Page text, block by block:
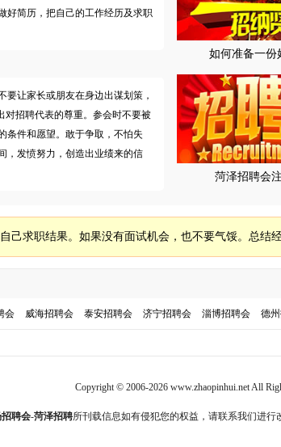
好简历，把自己的工作经历及求职
让家长或朋友在身边出谋划策，
对招聘代表的尊重。参会时不要被
条件和愿望。敢于争取，不怕失
，发愤努力，创造出业绩来的信
如何准备一份
菏泽招聘会
己求职结果。如果没有面试机会，也不要气馁。总结
会 威海招聘会 泰安招聘会 济宁招聘会 淄博招聘会 德
Copyright © 2006-2026 www.zhaopinhui.net All
聘会-菏泽招聘所刊载信息如有侵犯您的权益，请联系我们进行